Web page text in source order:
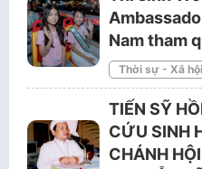
Nam tham
Thời sự - Xã hội
TIẾN SỸ
CỨU SINH
CHÁNH